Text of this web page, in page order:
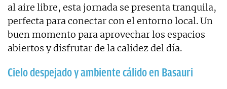
al aire libre, esta jornada se presenta tranquila,
perfecta para conectar con el entorno local. Un
buen momento para aprovechar los espacios
abiertos y disfrutar de la calidez del día.
Cielo despejado y ambiente cálido en Basauri